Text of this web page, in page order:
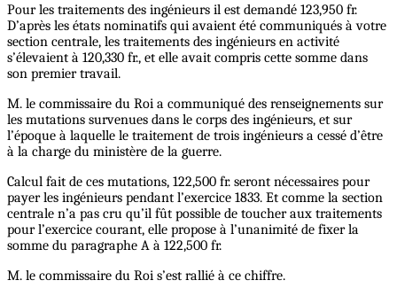
Pour les traitements des ingénieurs il est demandé 123,950 fr.
D’après les états nominatifs qui avaient été communiqués à votre
section centrale, les traitements des ingénieurs en activité
s’élevaient à 120,330 fr., et elle avait compris cette somme dans
son premier travail.
M. le commissaire du Roi a communiqué des renseignements sur
les mutations survenues dans le corps des ingénieurs, et sur
l’époque à laquelle le traitement de trois ingénieurs a cessé d’être
à la charge du ministère de la guerre.
Calcul fait de ces mutations, 122,500 fr. seront nécessaires pour
payer les ingénieurs pendant l’exercice 1833. Et comme la section
centrale n’a pas cru qu’il fût possible de toucher aux traitements
pour l’exercice courant, elle propose à l’unanimité de fixer la
somme du paragraphe A à 122,500 fr.
M. le commissaire du Roi s’est rallié à ce chiffre.